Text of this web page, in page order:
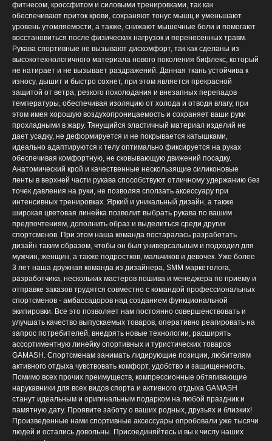
фитнесом, кроссфитом и силовыми тренировками, так как
обеспечивают приток крови, сохраняют тонус мышц и уменьшают
уровень утомляемости, а также, снижают мышечные боли и помогают
восстановиться после физических нагрузок и перенесенных травм.
Рукава спортивные не вызывают дискомфорт, так как сделаны из
высокотехнологичного материала нового поколения бифлекс, который
не натирает и не вызывает раздражений. Данная ткань устойчива к
износу, дышит и быстро сохнет, при этом является прекрасной
защитой от ветра, резкого похолодания и внезапных перепадов
температуры, обеспечивая изоляцию от холода и отводя влагу, при
этом имея хорошую воздухопроницаемость и сохраняет ваши руки
прохладными в жару. Тянущийся эластичный материал изделий не
дает усадку, не деформируется и не покрывается катышками,
идеально адаптируются к телу оптимально фиксируется на руках
обеспечивая комфортную, не сковывающую движений посадку.
Анатомический крой и качественные нескользящие силиконовые
ленты в верхней части рукава способствуют отличному удержанию без
точек давления на руки, не позволяя сползать аксессуару при
интенсивных тренировках. Яркий и уникальный дизайн, а также
широкая цветовая линейка позволит выбрать рукава по вашим
предпочтениям, дополнить образ и выделиться среди других
спортсменов. При этом наша команда постаралась разработать
дизайн таким образом, чтобы он был универсальным и подходил для
мужчин, женщин, а также подростков, мальчиков и девочек. Уже более
3 лет наша дружная команда из дизайнера, SMM маркетолога,
разработчика, нескольких мастеров пошива и менеджера по приему и
отправке заказов трудятся совместно с командой профессиональных
спортсменов - амбассадоров над созданием функциональной
экипировки. Все это позволяет нам постоянно совершенствовать и
улучшать качество выпускаемых товаров, оперативно реагировать на
запрос потребителей, внедрять новые технологии, расширять
ассортиментную линейку спортивных и туристических товаров
GAMASH. Спортсменам занимать лидирующие позиции, любителям
активного отдыха чувствовать комфорт, удобство и защищенность.
Помимо всех прочих преимуществ, компрессионные обтягивающие
нарукавники для всех видов спорта и активного отдыха GAMASH
станут идеальным и оригинальным подарком на любой праздник и
памятную дату. Проявите заботу о ваших родных, друзьях и близких!
Произведенные нами спортивные аксессуары опробовали уже тысячи
людей и остались довольны. Присоединяйтесь и вы к числу наших